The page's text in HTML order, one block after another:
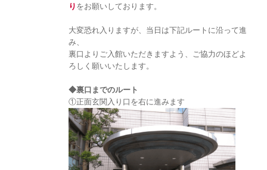
り をお願いしております。
大変恐れ入りますが、当日は下記ルートに沿って進
み、
裏口よりご入館いただきますよう、ご協力のほどよ
ろしく願いいたします。
◆裏口までのルート
①正面玄関入り口を右に進みます